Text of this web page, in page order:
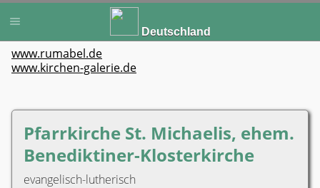
Deutschland
www.rumabel.de
www.kirchen-galerie.de
Pfarrkirche St. Michaelis, ehem.
Benediktiner-Klosterkirche
evangelisch-lutherisch